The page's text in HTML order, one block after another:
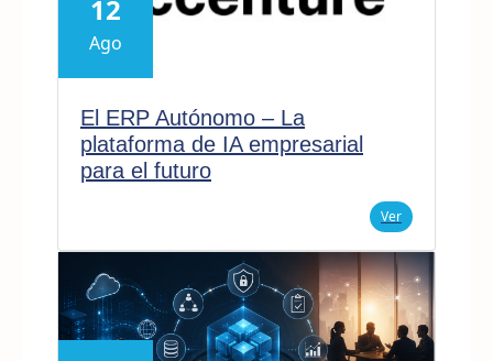
12
Ago
El ERP Autónomo – La
plataforma de IA empresarial
para el futuro
Ver